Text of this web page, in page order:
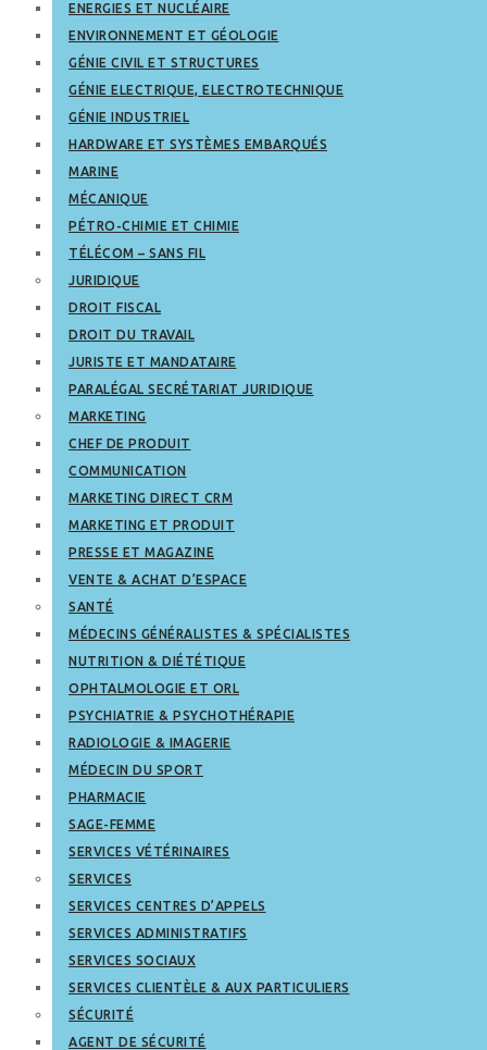
ENERGIES ET NUCLÉAIRE
ENVIRONNEMENT ET GÉOLOGIE
GÉNIE CIVIL ET STRUCTURES
GÉNIE ELECTRIQUE, ELECTROTECHNIQUE
GÉNIE INDUSTRIEL
HARDWARE ET SYSTÈMES EMBARQUÉS
MARINE
MÉCANIQUE
PÉTRO-CHIMIE ET CHIMIE
TÉLÉCOM – SANS FIL
JURIDIQUE
DROIT FISCAL
DROIT DU TRAVAIL
JURISTE ET MANDATAIRE
PARALÉGAL SECRÉTARIAT JURIDIQUE
MARKETING
CHEF DE PRODUIT
COMMUNICATION
MARKETING DIRECT CRM
MARKETING ET PRODUIT
PRESSE ET MAGAZINE
VENTE & ACHAT D’ESPACE
SANTÉ
MÉDECINS GÉNÉRALISTES & SPÉCIALISTES
NUTRITION & DIÉTÉTIQUE
OPHTALMOLOGIE ET ORL
PSYCHIATRIE & PSYCHOTHÉRAPIE
RADIOLOGIE & IMAGERIE
MÉDECIN DU SPORT
PHARMACIE
SAGE-FEMME
SERVICES VÉTÉRINAIRES
SERVICES
SERVICES CENTRES D’APPELS
SERVICES ADMINISTRATIFS
SERVICES SOCIAUX
SERVICES CLIENTÈLE & AUX PARTICULIERS
SÉCURITÉ
AGENT DE SÉCURITÉ